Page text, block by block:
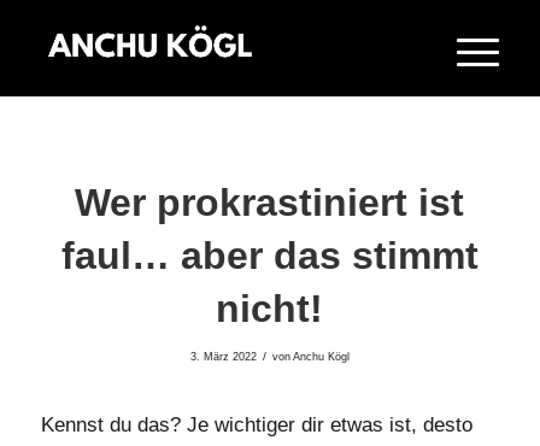
Wer prokrastiniert ist
faul… aber das stimmt
nicht!
3. März 2022 / von Anchu Kögl
Kennst du das? Je wichtiger dir etwas ist, desto